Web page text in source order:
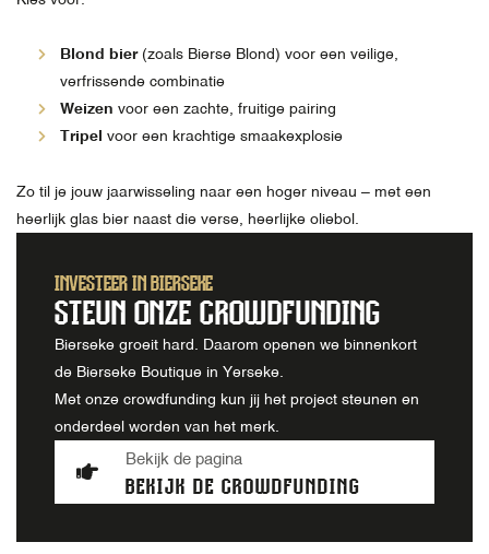
Blond bier(zoals Bierse Blond) voor een veilige,
verfrissende combinatie
Weizen voor een zachte, fruitige pairing
Tripel voor een krachtige smaakexplosie
Zo til je jouw jaarwisseling naar een hoger niveau – met een
heerlijk glas bier naast die verse, heerlijke oliebol.
INVESTEER IN BIERSEKE
STEUN ONZE CROWDFUNDING
Bierseke groeit hard. Daarom openen we binnenkort
de Bierseke Boutique in Yerseke.
Met onze crowdfunding kun jij het project steunen en
onderdeel worden van het merk.
Bekijk de pagina
BEKIJK DE CROWDFUNDING